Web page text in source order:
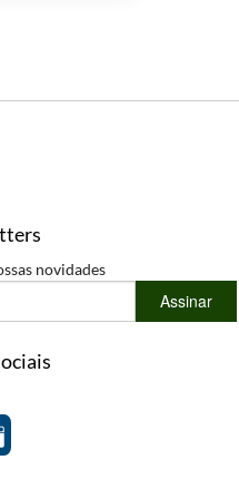
novidades
Assinar